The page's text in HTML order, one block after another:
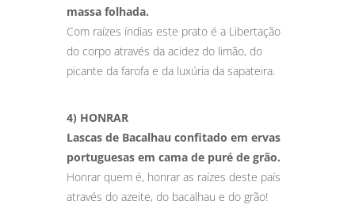
massa folhada.
Com raízes índias este prato é a Libertação
do corpo através da acidez do limão, do
picante da farofa e da luxúria da sapateira.
4) HONRAR
Lascas de Bacalhau confitado em ervas
portuguesas em cama de puré de grão.
Honrar quem é, honrar as raízes deste país
através do azeite, do bacalhau e do grão!